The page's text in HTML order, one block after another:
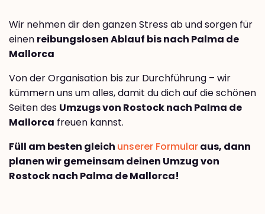
Wir nehmen dir den ganzen Stress ab und sorgen für
einen reibungslosen Ablauf bis nach Palma de
Mallorca
Von der Organisation bis zur Durchführung – wir
kümmern uns um alles, damit du dich auf die schönen
Seiten des Umzugs von Rostock nach Palma de
Mallorca freuen kannst.
Füll am besten gleich unserer Formularaus, dann
planen wir gemeinsam deinen Umzug von
Rostock nach Palma de Mallorca!